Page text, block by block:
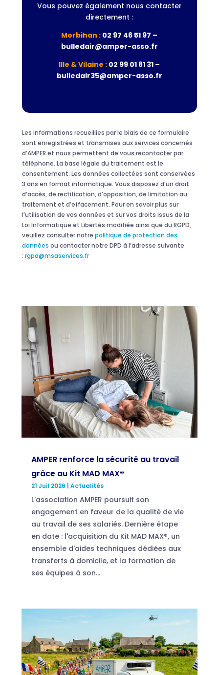
Vous pouvez également nous contacter
directement :
Morbihan : 02 97 46 51 97 –
bulledair@amper-asso.fr
Ille & Vilaine : 02 99 01 81 31 –
bulledair35@amper-asso.fr
Les informations recueillies par le biais de ce formulaire
sont enregistrées et transmises aux services concernés
d’AMPER et nous permettent de vous recontacter par
téléphone. La base légale du traitement est le
consentement. Les données collectées sont conservées
3 ans en format informatique. Vous disposez d’un droit
d’accès, de rectification, d’opposition, de limitation au
traitement et d’effacement. Pour en savoir plus sur
l’utilisation de vos données et sur vos droits issus de la
Loi Informatique et Libertés modifiée ainsi que du RGPD,
veuillez consulter notre politique de protection des
données ou contacter notre DPD à l’adresse suivante
: rgpd@msaservices.fr
AMPER renforce la sécurité au travail
grâce au Kit MAD MAX®
21 Juil 2026 Actualités
L'association AMPER poursuit son
engagement en faveur de la qualité de vie
au travail de ses salariés. Dernière étape
en date : l'acquisition du Kit MAD MAX®, un
ensemble d'aides techniques dédiées aux
transferts à domicile, et la formation de
ses équipes à son...